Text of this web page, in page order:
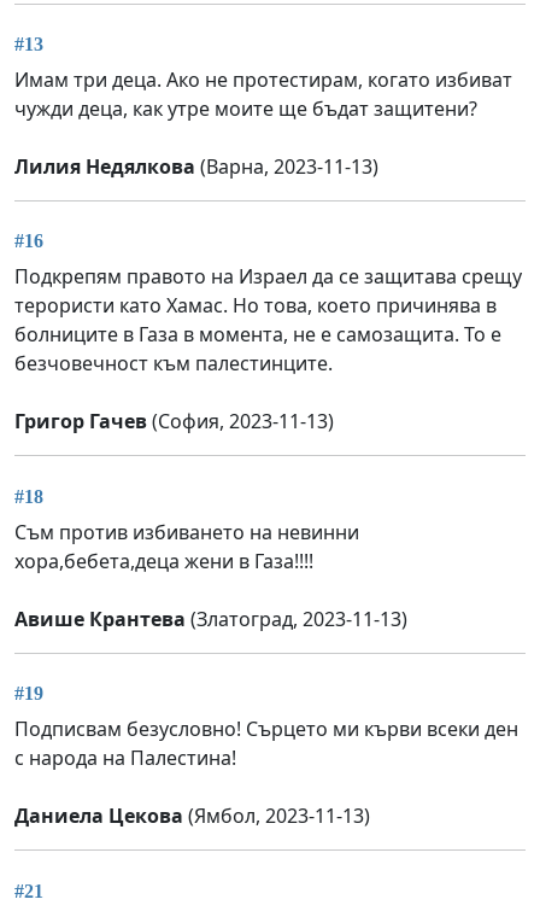
#13
Имам три деца. Ако не протестирам, когато избиват
чужди деца, как утре моите ще бъдат защитени?
Лилия Недялкова (Варна, 2023-11-13)
#16
Подкрепям правото на Израел да се защитава срещу
терористи като Хамас. Но това, което причинява в
болниците в Газа в момента, не е самозащита. То е
безчовечност към палестинците.
Григор Гачев(София, 2023-11-13)
#18
Съм против избиването на невинни
хора,бебета,деца жени в Газа!!!!
Авише Крантева (Златоград, 2023-11-13)
#19
Подписвам безусловно! Сърцето ми кърви всеки ден
с народа на Палестина!
Даниела Цекова (Ямбол, 2023-11-13)
#21